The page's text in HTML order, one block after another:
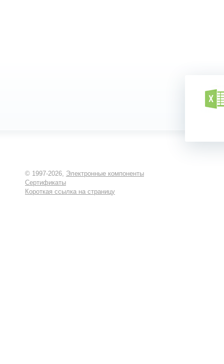
© 1997-2026, Электронные компоненты
Сертификаты
Короткая ссылка на страницу